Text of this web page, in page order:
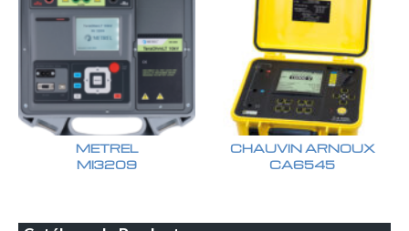
METREL
MI3209
CHAUVIN ARNOUX
CA6545